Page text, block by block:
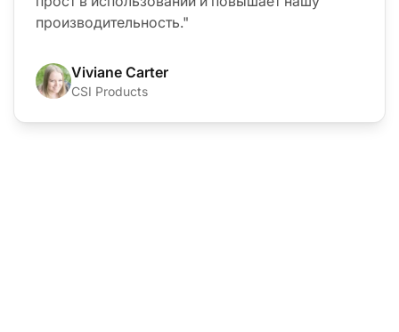
производительность."
Viviane Carter
CSI Products